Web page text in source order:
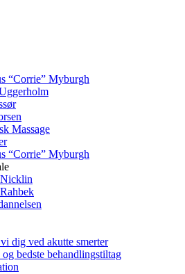
“Corrie” Myburgh
Massage
“Corrie” Myburgh
dig ved akutte smerter
og bedste behandlingstiltag